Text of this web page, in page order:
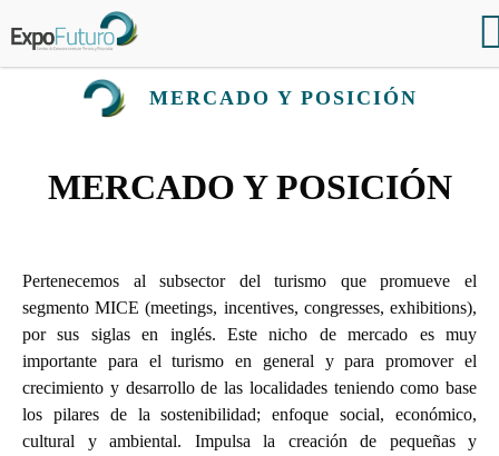
MERCADO Y POSICIÓN
MERCADO Y POSICIÓN
Pertenecemos al subsector del turismo que promueve el
segmento MICE (meetings, incentives, congresses, exhibitions),
por sus siglas en inglés. Este nicho de mercado es muy
importante para el turismo en general y para promover el
crecimiento y desarrollo de las localidades teniendo como base
los pilares de la sostenibilidad; enfoque social, económico,
cultural y ambiental. Impulsa la creación de pequeñas y